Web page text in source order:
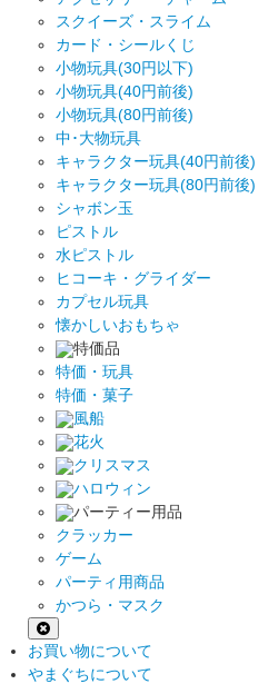
スクイーズ・スライム
カード・シールくじ
小物玩具(30円以下)
小物玩具(40円前後)
小物玩具(80円前後)
中･大物玩具
キャラクター玩具(40円前後)
キャラクター玩具(80円前後)
シャボン玉
ピストル
水ピストル
ヒコーキ・グライダー
カプセル玩具
懐かしいおもちゃ
特価品
特価・玩具
特価・菓子
風船
花火
クリスマス
ハロウィン
パーティー用品
クラッカー
ゲーム
パーティ用商品
かつら・マスク
お買い物について
やまぐちについて